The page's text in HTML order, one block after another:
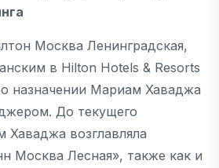
Москва Ленинградская,
в Hilton Hotels & Resorts
назначении Мариам Хаваджа
До текущего
Хаваджа возглавляла
Москва Лесная», также как и